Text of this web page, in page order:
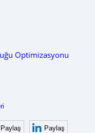
Optimizasyonu
Paylaş Paylaş